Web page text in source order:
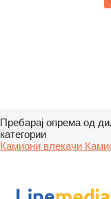
Пребарај опрема од
категории
Камиони влекачи